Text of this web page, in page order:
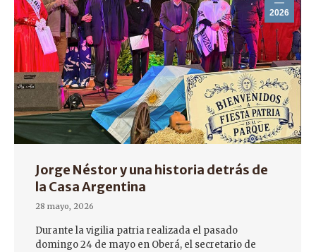
2026
Jorge Néstor y una historia detrás de
la Casa Argentina
28 mayo, 2026
Durante la vigilia patria realizada el pasado
domingo 24 de mayo en Oberá, el secretario de